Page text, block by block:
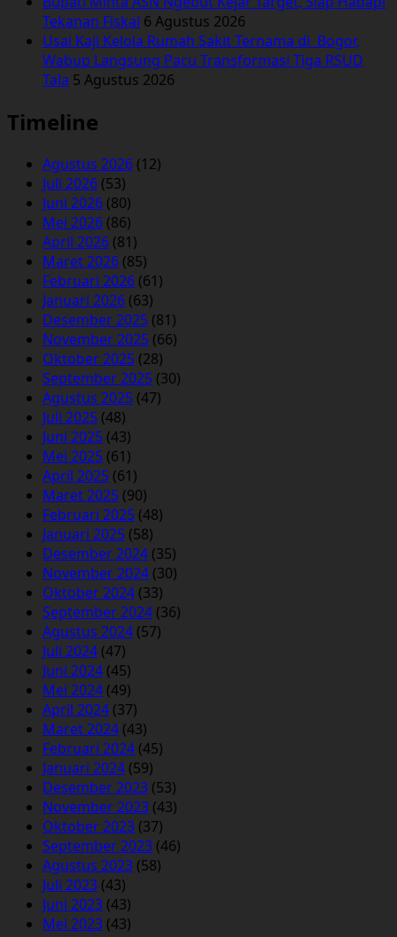
Tekanan Fiskal 6 Agustus 2026
Usai Kaji Kelola Rumah Sakit Ternama di Bogor,
Wabup Langsung Pacu Transformasi Tiga RSUD
Tala 5 Agustus 2026
Timeline
Agustus 2026 (12)
Juli 2026 (53)
Juni 2026 (80)
Mei 2026 (86)
April 2026 (81)
Maret 2026 (85)
Februari 2026 (61)
Januari 2026 (63)
Desember 2025 (81)
November 2025 (66)
Oktober 2025 (28)
September 2025 (30)
Agustus 2025 (47)
Juli 2025 (48)
Juni 2025 (43)
Mei 2025 (61)
April 2025 (61)
Maret 2025 (90)
Februari 2025 (48)
Januari 2025 (58)
Desember 2024 (35)
November 2024 (30)
Oktober 2024 (33)
September 2024 (36)
Agustus 2024 (57)
Juli 2024 (47)
Juni 2024 (45)
Mei 2024 (49)
April 2024 (37)
Maret 2024 (43)
Februari 2024 (45)
Januari 2024 (59)
Desember 2023 (53)
November 2023 (43)
Oktober 2023 (37)
September 2023 (46)
Agustus 2023 (58)
Juli 2023 (43)
Juni 2023 (43)
Mei 2023 (43)